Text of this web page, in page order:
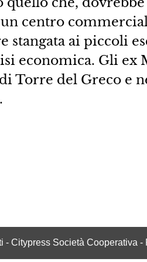
centro
stangata ai piccoli
economica. Gli ex
Torre del Greco e
- Citypress Società Cooperativa -